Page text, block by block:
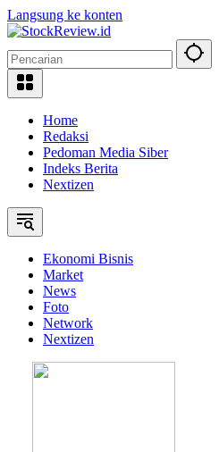
Langsung ke konten
Home
Redaksi
Pedoman Media Siber
Indeks Berita
Nextizen
Ekonomi Bisnis
Market
News
Foto
Network
Nextizen